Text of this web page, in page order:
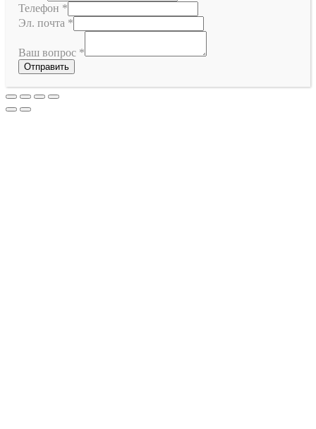
Телефон *
Эл. почта *
Ваш вопрос *
Отправить